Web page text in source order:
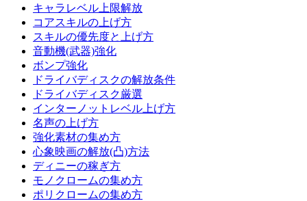
キャラレベル上限解放
コアスキルの上げ方
スキルの優先度と上げ方
音動機(武器)強化
ボンプ強化
ドライバディスクの解放条件
ドライバディスク厳選
インターノットレベル上げ方
名声の上げ方
強化素材の集め方
心象映画の解放(凸)方法
ディニーの稼ぎ方
モノクロームの集め方
ポリクロームの集め方